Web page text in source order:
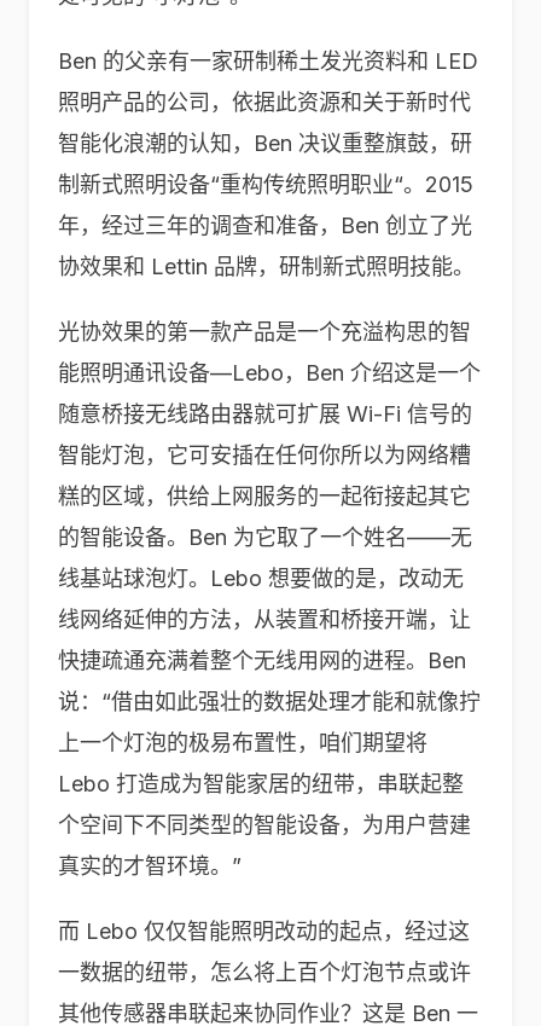
Ben 的父亲有一家研制稀土发光资料和 LED
照明产品的公司，依据此资源和关于新时代
智能化浪潮的认知，Ben 决议重整旗鼓，研
制新式照明设备“重构传统照明职业“。2015
年，经过三年的调查和准备，Ben 创立了光
协效果和 Lettin 品牌，研制新式照明技能。
光协效果的第一款产品是一个充溢构思的智
能照明通讯设备—Lebo，Ben 介绍这是一个
随意桥接无线路由器就可扩展 Wi-Fi 信号的
智能灯泡，它可安插在任何你所以为网络糟
糕的区域，供给上网服务的一起衔接起其它
的智能设备。Ben 为它取了一个姓名——无
线基站球泡灯。Lebo 想要做的是，改动无
线网络延伸的方法，从装置和桥接开端，让
快捷疏通充满着整个无线用网的进程。Ben
说：“借由如此强壮的数据处理才能和就像拧
上一个灯泡的极易布置性，咱们期望将
Lebo 打造成为智能家居的纽带，串联起整
个空间下不同类型的智能设备，为用户营建
真实的才智环境。”
而 Lebo 仅仅智能照明改动的起点，经过这
一数据的纽带，怎么将上百个灯泡节点或许
其他传感器串联起来协同作业？这是 Ben 一